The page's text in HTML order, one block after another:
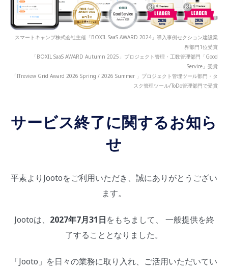
スマートキャンプ株式会社主催「BOXIL SaaS AWARD 2024」導入事例セクション建設業
界部門1位受賞
「BOXIL SaaS AWARD Autumn 2025」プロジェクト管理・工数管理部門「Good
Service」受賞
「ITreview Grid Award 2026 Spring / 2026 Summer 」プロジェクト管理ツール部門・タ
スク管理ツール/ToDo管理部門で受賞
サービス終了に関するお知ら
せ
平素よりJootoをご利用いただき、誠にありがとうござい
ます。
Jootoは、 2027年7月31日をもちまして、 一般提供を終
了することとなりました。
「Jooto」を日々の業務に取り入れ、ご活用いただいてい